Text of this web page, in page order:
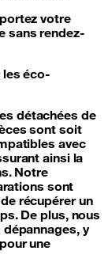
votre
sans rendez-
les éco-
détachées de
sont soit
avec
ainsi la
Notre
sont
récupérer un
De plus, nous
y
une